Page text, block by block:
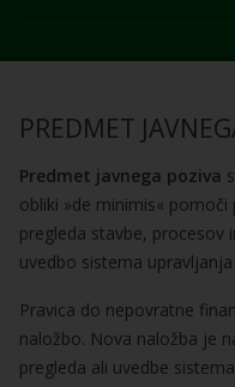
PREDMET
Predmet javnega poziva
obliki »de minimis«
pregleda stavbe,
uvedbo sistema
Pravica do nepovratne
naložbo. Nova naložba je
pregleda ali uvedbe